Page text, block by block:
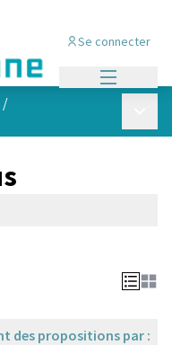
Se connecter
/
des propositions par :